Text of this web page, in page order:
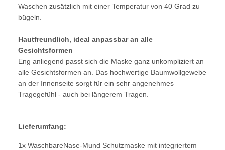
Waschen zusätzlich mit einer Temperatur von 40 Grad zu
bügeln.
Hautfreundlich, ideal anpassbar an alle
Gesichtsformen
Eng anliegend passt sich die Maske ganz unkompliziert an
alle Gesichtsformen an. Das hochwertige Baumwollgewebe
an der Innenseite sorgt für ein sehr angenehmes
Tragegefühl - auch bei längerem Tragen.
Lieferumfang:
1x WaschbareNase-Mund Schutzmaske mit integriertem